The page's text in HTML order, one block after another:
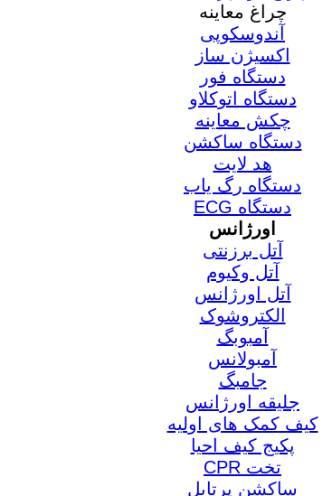
چراغ معاینه
آندوسکوپی
اکسیژن ساز
دستگاه فور
دستگاه اتوکلاو
چکش معاینه
دستگاه ساکشن
هد لایت
دستگاه رگ یاب
دستگاه ECG
اورژانس
آتل برزنتی
آتل وکیوم
آتل اورژانس
الکتروشوک
آمبوبگ
آمبولانس
جامبگ
جلیقه اورژانس
کیف کمک های اولیه
پکیج کیف احیا
تخت CPR
ساکشن پرتابل